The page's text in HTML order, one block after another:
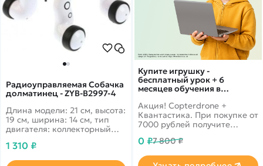
Купите игрушку -
бесплатный урок + 6
месяцев обучения в
Акция! Copterdrone +
Квантастика. При покупке от
7000 рублей получите
нашего партнера
0 ₽7 800 ₽
Радиоуправляемая Собачка
долматинец - ZYB-B2997-4
Длина модели: 21 см, высота:
19 см, ширина: 14 см, тип
двигателя: коллекторный
Радиоуправляемая собака
1 310 ₽